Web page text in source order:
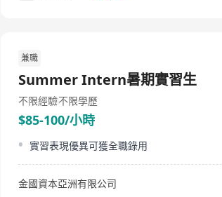
兼職
Summer Intern暑期實習生
不限經驗不限學歷
$85-100/小時
實習表現優異可獲全職錄用
金國資本亞洲有限公司